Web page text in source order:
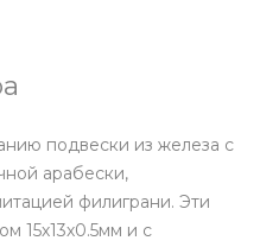
подвески из железа с
арабески,
филиграни. Эти
15х13х0.5мм и с